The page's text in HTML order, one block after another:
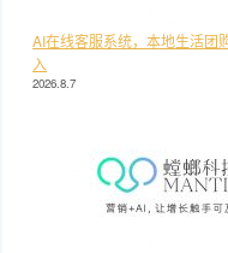
AI在线客服系统，本地生活团
入
2026.8.7